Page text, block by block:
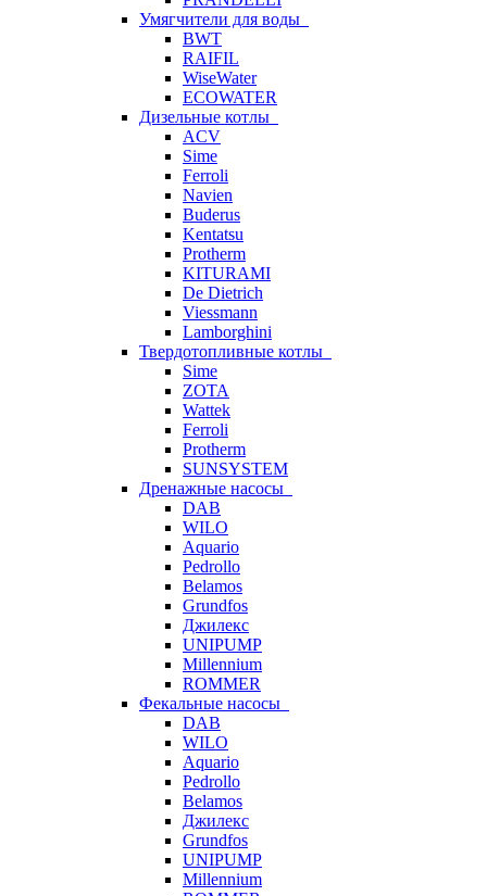
Умягчители для воды
BWT
RAIFIL
WiseWater
ECOWATER
Дизельные котлы
ACV
Sime
Ferroli
Navien
Buderus
Kentatsu
Protherm
KITURAMI
De Dietrich
Viessmann
Lamborghini
Твердотопливные котлы
Sime
ZOTA
Wattek
Ferroli
Protherm
SUNSYSTEM
Дренажные насосы
DAB
WILO
Aquario
Pedrollo
Belamos
Grundfos
Джилекс
UNIPUMP
Millennium
ROMMER
Фекальные насосы
DAB
WILO
Aquario
Pedrollo
Belamos
Джилекс
Grundfos
UNIPUMP
Millennium